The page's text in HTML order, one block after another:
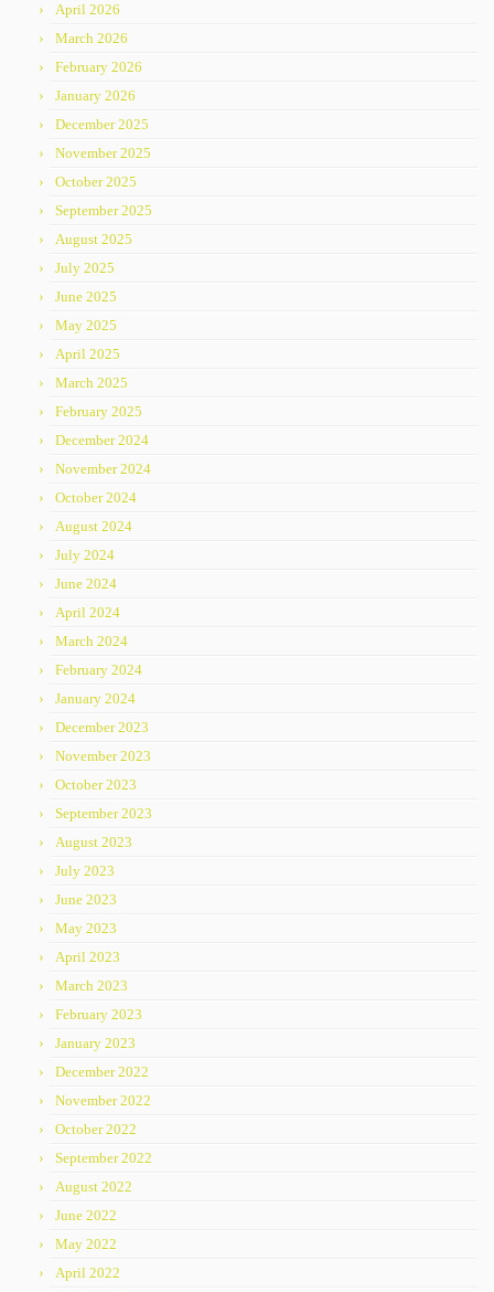
April 2026
March 2026
February 2026
January 2026
December 2025
November 2025
October 2025
September 2025
August 2025
July 2025
June 2025
May 2025
April 2025
March 2025
February 2025
December 2024
November 2024
October 2024
August 2024
July 2024
June 2024
April 2024
March 2024
February 2024
January 2024
December 2023
November 2023
October 2023
September 2023
August 2023
July 2023
June 2023
May 2023
April 2023
March 2023
February 2023
January 2023
December 2022
November 2022
October 2022
September 2022
August 2022
June 2022
May 2022
April 2022